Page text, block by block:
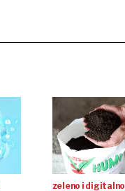
zeleno i digitalno